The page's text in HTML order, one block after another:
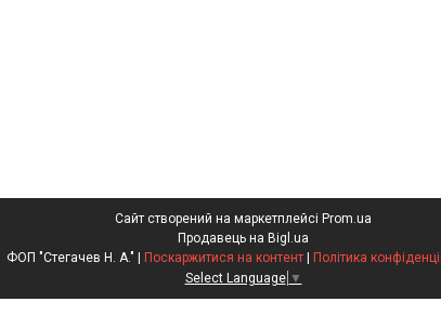
Сайт створений на маркетплейсі Prom.ua
Продавець на Bigl.ua
Поскаржитися на контент
Політика
Select Language ▼